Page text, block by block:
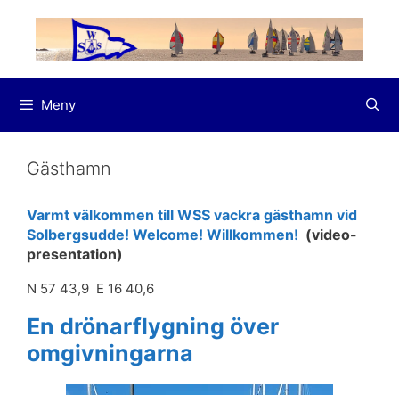
Meny
Gästhamn
Varmt välkommen till WSS vackra gästhamn vid
Solbergsudde! Welcome! Willkommen! (video-
presentation)
N 57 43,9 E 16 40,6
En drönarflygning över
omgivningarna